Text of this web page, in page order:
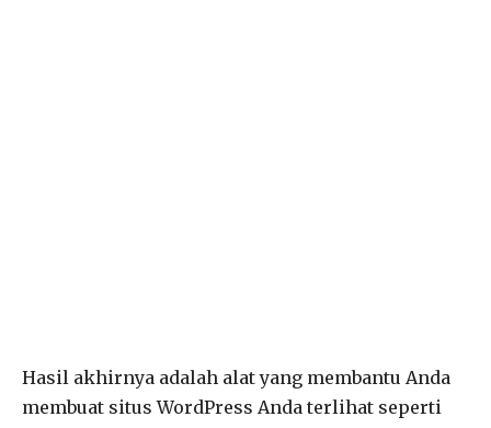
Hasil akhirnya adalah alat yang membantu Anda
membuat situs WordPress Anda terlihat seperti